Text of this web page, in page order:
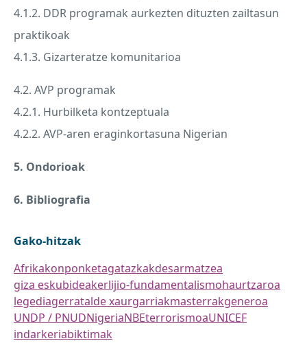
4.1.2. DDR programak aurkezten dituzten zailtasun
praktikoak
4.1.3. Gizarteratze komunitarioa
4.2. AVP programak
4.2.1. Hurbilketa kontzeptuala
4.2.2. AVP-aren eraginkortasuna Nigerian
5. Ondorioak
6. Bibliografia
Gako-hitzak
Afrikakonponketagatazkakdesarmatzea
giza eskubideakerlijio-fundamentalismohaurtzaroa
legediagerratalde xaurgarriakmasterrakgeneroa
UNDP / PNUDNigeriaNBEterrorismoaUNICEF
indarkeriabiktimak